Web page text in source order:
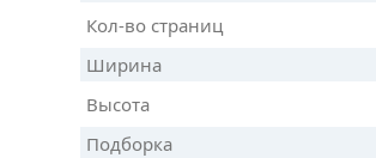
Кол-во страниц
Ширина
Высота
Подборка